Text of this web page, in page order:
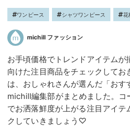
ワンピース シャツワンピース 花
michill ファッション
お手頃価格でトレンドアイテムが
向けた注目商品をチェックしてお
は、おしゃれさんが選んだ「おす
michill編集部がまとめました。コ
でお洒落鮮度が上がる注目アイテ
クしていきましょう♡